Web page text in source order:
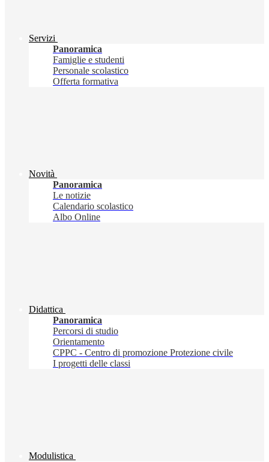
Servizi
Panoramica
Famiglie e studenti
Personale scolastico
Offerta formativa
Novità
Panoramica
Le notizie
Calendario scolastico
Albo Online
Didattica
Panoramica
Percorsi di studio
Orientamento
CPPC - Centro di promozione Protezione civile
I progetti delle classi
Modulistica